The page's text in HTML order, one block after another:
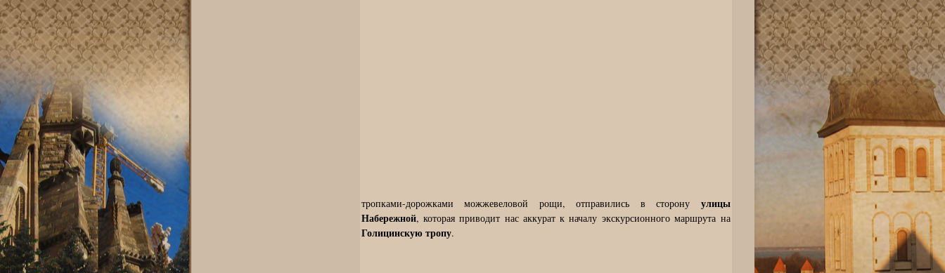
тропками-дорожками можжевеловой рощи, отправились в сторону улицы
Набережной, которая приводит нас аккурат к началу экскурсионного маршрута на
Голицинскую тропу.